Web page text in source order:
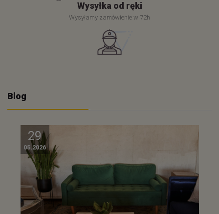
Wysyłka od ręki
Wysyłamy zamówienie w 72h
Blog
29
05.2026